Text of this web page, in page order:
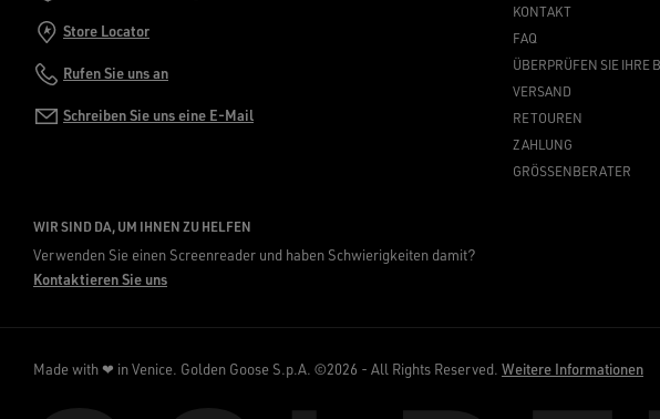
Store Locator
Rufen Sie uns an
Schreiben Sie uns eine E-Mail
KONTAKT
FAQ
ÜBERPRÜFEN SIE IHRE
VERSAND
RETOUREN
ZAHLUNG
GRÖSSENBERATER
WIR SIND DA, UM IHNEN ZU HELFEN
Verwenden Sie einen Screenreader und haben Schwierigkeiten damit?
Kontaktieren Sie uns
Made with ❤ in Venice. Golden Goose S.p.A. ©2026 - All Rights Reserved. Weitere Informationen